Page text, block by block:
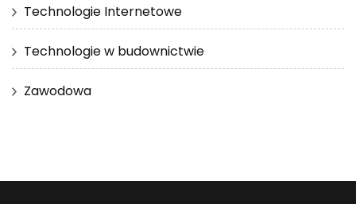
Technologie Internetowe
Technologie w budownictwie
Zawodowa